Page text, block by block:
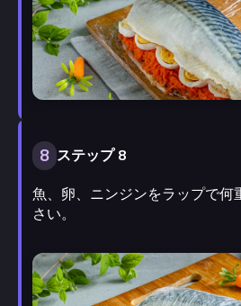
8 ステップ 8
魚、卵、ニンジンをラップで
さい。